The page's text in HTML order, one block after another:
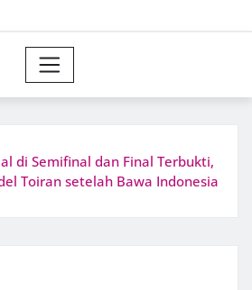
di Semifinal dan Final Terbukti,
Toiran setelah Bawa Indonesia